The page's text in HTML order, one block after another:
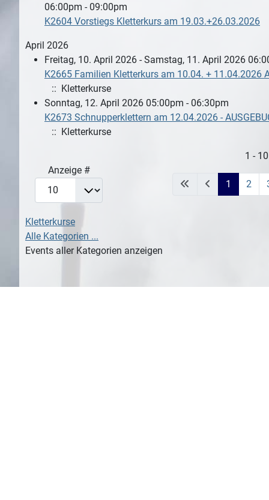
06:00pm - 09:00pm
K2604 Vorstiegs Kletterkurs am 19.03.+26.03.2026
April 2026
Freitag, 10. April 2026 - Samstag, 11. April 2026
K2665 Familien Kletterkurs am 10.04. + 11.04.2026
:: Kletterkurse
Sonntag, 12. April 2026 05:00pm - 06:30pm
K2673 Schnupperklettern am 12.04.2026 -
:: Kletterkurse
1 -
Anzeige #
1
2
Kletterkurse
Alle Kategorien ...
Events aller Kategorien anzeigen